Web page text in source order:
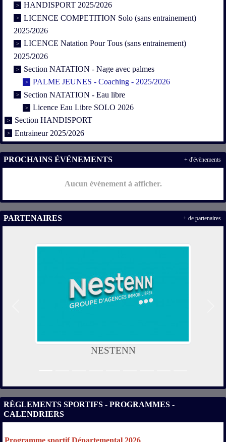
HANDISPORT 2025/2026
LICENCE COMPETITION Solo (sans entrainement)
2025/2026
LICENCE Natation Pour Tous (sans entrainement)
2025/2026
Section NATATION - Nage avec palmes
PALME JEUNES - Coaching - 2025/2026
Section NATATION - Eau libre
Licence Eau Libre SOLO 2026
Section HANDISPORT
Entraineur 2025/2026
PROCHAINS ÉVÉNEMENTS
Aucun évènement à afficher.
+ d'évènements
PARTENAIRES
NESTENN
+ de partenaires
RÈGLEMENTS SPORTIFS - PROGRAMMES -
CALENDRIERS
Programme sportif Départemental 2026